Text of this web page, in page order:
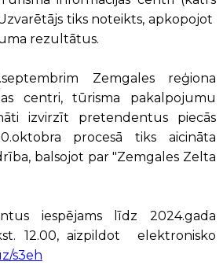
tiks noteikts, apkopojot
rezultātus.
Zemgales reģiona
centri, tūrisma pakalpojumu
izvirzīt pretendentus piecās
procesā tiks aicināta
balsojot par "Zemgales Zelta
iespējams līdz 2024.gada
12.00, aizpildot elektronisko
s3eh